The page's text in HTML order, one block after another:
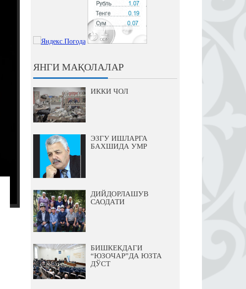
ЯНГИ МАҚОЛАЛАР
ИККИ ЧОЛ
ЭЗГУ ИШЛАРГА
БАХШИДА УМР
ДИЙДОРЛАШУВ
САОДАТИ
БИШКЕКДАГИ
“ЮЗОЧАР”ДА ЮЗТА
ДЎСТ